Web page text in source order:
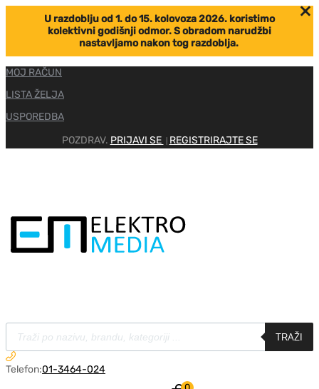
U razdoblju od 1. do 15. kolovoza 2026. koristimo
kolektivni godišnji odmor. S obradom narudžbi
nastavljamo nakon tog razdoblja.
MOJ RAČUN
LISTA ŽELJA
USPOREDBA
POZDRAV. PRIJAVI SE REGISTRIRAJTE SE
TRAŽI
Telefon:01-3464-024